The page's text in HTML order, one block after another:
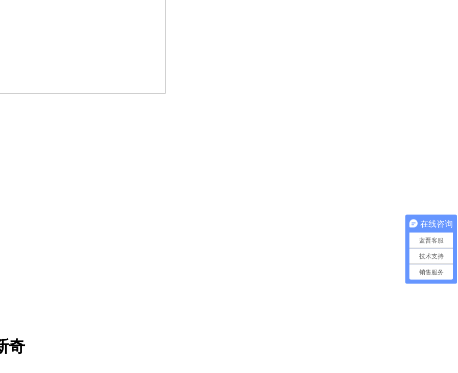
奇
在线咨询
蓝晋客服
技术支持
销售服务